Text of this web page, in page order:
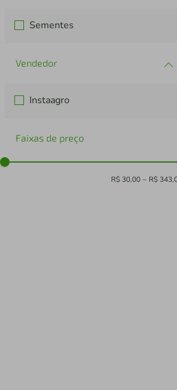
Sementes
Instaagro
Faixas de preço
R$ 30,00 – R$